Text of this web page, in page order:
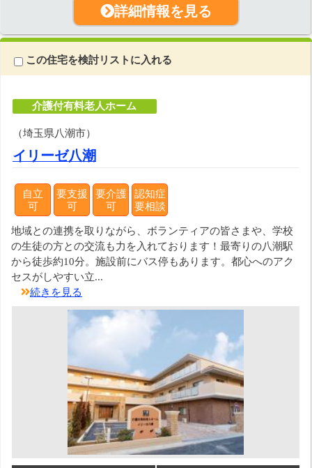
詳細情報を見る
この住宅を検討リストに入れる
介護付有料老人ホーム
（埼玉県八潮市）
イリーゼ八潮
自立
可
要支援
可
要介護
可
認知症
要相談
地域との連携を取りながら、ボランティアの皆さまや、学校
の生徒の方との交流も力を入れております！最寄りの八潮駅
から徒歩約10分。施設前にバス停もあります。都心へのアク
セスがしやすい立...
続きを見る